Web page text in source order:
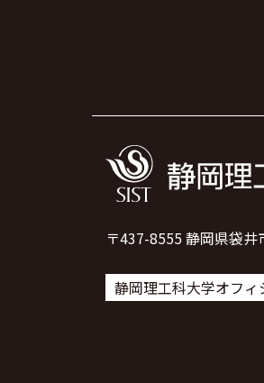
〒437-8555 静岡県袋
静岡理工科大学オフィ